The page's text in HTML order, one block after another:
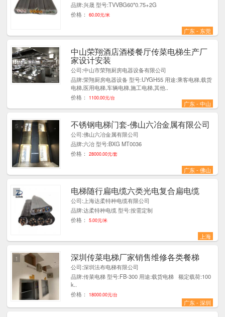
品牌:兴晟 型号:TVVBG60*0.75+2G
价格：
60.00元/米
广东 - 东莞
中山荣翔酒店酒楼餐厅传菜电梯生产厂
家设计安装
公司:中山市荣翔厨房电器设备有限公司
品牌:荣翔厨房电器设备 型号:UYGH55 用途:乘客电梯,载货
电梯,医用电梯,车辆电梯,施工电梯,其他..
价格：
1100.00元/台
广东 - 中山
9
不锈钢电梯门套-佛山六冶金属有限公司
公司:佛山六冶金属有限公司
品牌:六冶 型号:BXG MT0036
价格：
28000.00元/套
广东 - 佛山
5
电梯随行扁电缆六类光电复合扁电缆
公司:上海达柔特种电缆有限公司
品牌:达柔特种电缆 型号:按需定制
价格：
5.00元/米
上海
7
深圳传菜电梯厂家销售维修各类餐梯
公司:深圳法布电梯有限公司
品牌:传菜电梯 型号:FB-300 用途:载货电梯 额定载荷:100
k..
价格：
18000.00元/台
广东 - 深圳
1